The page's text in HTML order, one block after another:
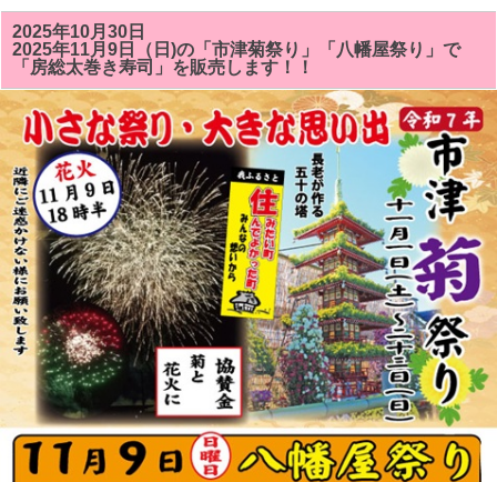
月
の
房
総
太
巻
き
ず
し
教
室
は
「ク
リ
ス
マ
ス
ツ
リ
ー
ま
た
は
サ
カ」
と
「レ
2025年10月30日
2025年11月9日（日)の「市津菊祭り」「八幡屋祭り」で
「房総太巻き寿司」を販売します！！